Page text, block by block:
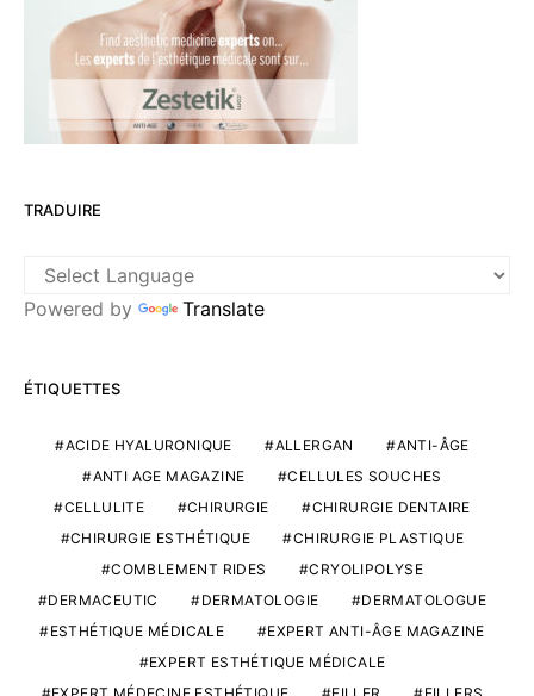
TRADUIRE
Powered by Translate
ÉTIQUETTES
ACIDE HYALURONIQUE ALLERGAN
ANTI-ÂGE
ANTI AGE MAGAZINE
CELLULES SOUCHES
CELLULITE
CHIRURGIE
CHIRURGIE DENTAIRE
CHIRURGIE ESTHÉTIQUE
CHIRURGIE PLASTIQUE
COMBLEMENT RIDES
CRYOLIPOLYSE
DERMACEUTIC
DERMATOLOGIE
DERMATOLOGUE
ESTHÉTIQUE MÉDICALE
EXPERT ANTI-ÂGE MAGAZINE
EXPERT ESTHÉTIQUE MÉDICALE